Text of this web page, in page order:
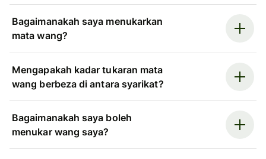
Bagaimanakah saya menukarkan
mata wang?
Mengapakah kadar tukaran mata
wang berbeza di antara syarikat?
Bagaimanakah saya boleh
menukar wang saya?